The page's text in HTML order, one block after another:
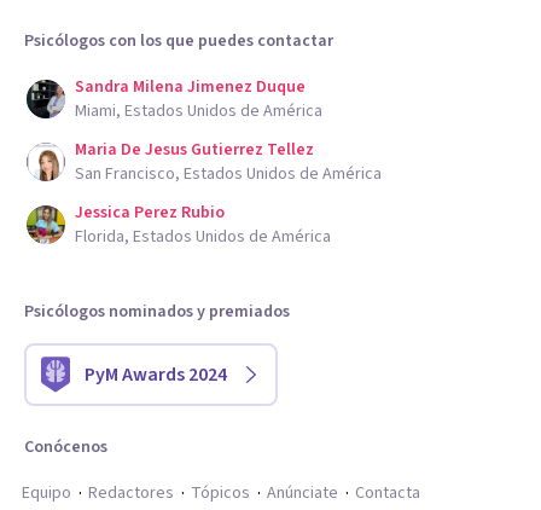
Psicólogos con los que puedes contactar
Sandra Milena Jimenez Duque
Miami, Estados Unidos de América
Maria De Jesus Gutierrez Tellez
San Francisco, Estados Unidos de América
Jessica Perez Rubio
Florida, Estados Unidos de América
Psicólogos nominados y premiados
PyM Awards 2024
Conócenos
Equipo
Redactores Tópicos Anúnciate Contacta